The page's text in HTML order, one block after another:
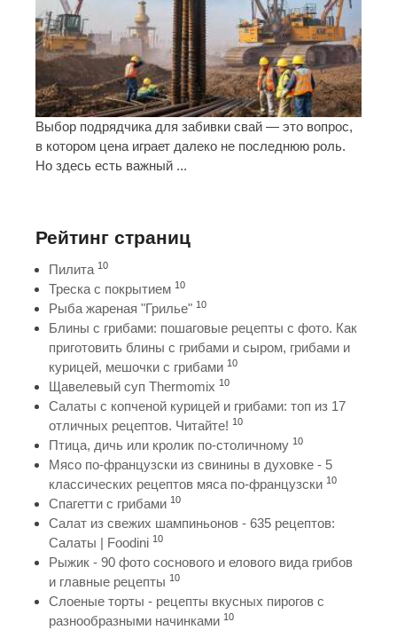
Выбор подрядчика для забивки свай — это вопрос,
в котором цена играет далеко не последнюю роль.
Но здесь есть важный ...
Рейтинг страниц
Пилита 10
Треска с покрытием 10
Рыба жареная "Грилье" 10
Блины с грибами: пошаговые рецепты с фото. Как
приготовить блины с грибами и сыром, грибами и
курицей, мешочки с грибами 10
Щавелевый суп Thermomix 10
Салаты с копченой курицей и грибами: топ из 17
отличных рецептов. Читайте! 10
Птица, дичь или кролик по-столичному 10
Мясо по-французски из свинины в духовке - 5
классических рецептов мяса по-французски 10
Спагетти с грибами 10
Салат из свежих шампиньонов - 635 рецептов:
Салаты | Foodini 10
Рыжик - 90 фото соснового и елового вида грибов
и главные рецепты 10
Слоеные торты - рецепты вкусных пирогов с
разнообразными начинками 10